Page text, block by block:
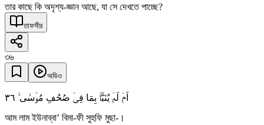
তার কাছে কি অদৃশ্য-জ্ঞান আছে, যা সে দেখতে পাচ্ছে?
তাফসীর
৩৬
অডিও
اَمۡ لَمۡ یُنَبَّاۡ بِمَا فِیۡ صُحُفِ مُوۡسٰی ۙ ٣٦
আম লাম ইউনাব্বা’ বিমা-ফী সুহুফি মুছা-।